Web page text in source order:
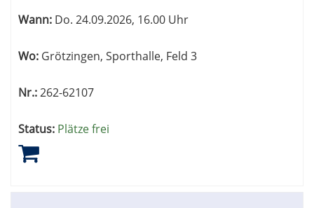
werden.
Wann: Do. 24.09.2026, 16.00 Uhr
Wo: Grötzingen, Sporthalle, Feld 3
Nr.:262-62107
Status: Plätze frei